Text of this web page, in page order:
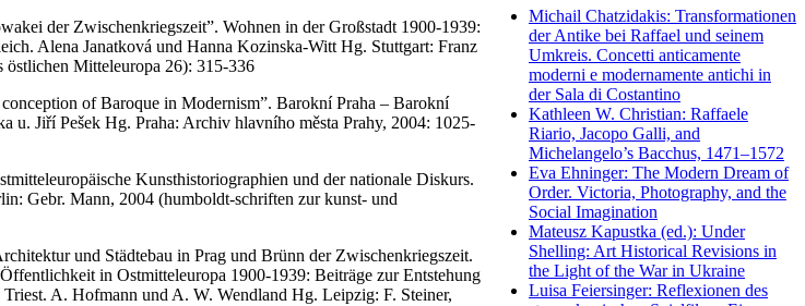
der Zwischenkriegszeit”. Wohnen in der Großstadt 1900-1939:
Alena Janatková und Hanna Kozinska-Witt Hg. Stuttgart: Franz
östlichen Mitteleuropa 26): 315-336
of Baroque in Modernism”. Barokní Praha – Barokní
u. Jiří Pešek Hg. Praha: Archiv hlavního města Prahy, 2004: 1025-
Kunsthistoriographien und der nationale Diskurs.
Gebr. Mann, 2004 (humboldt-schriften zur kunst- und
und Städtebau in Prag und Brünn der Zwischenkriegszeit.
in Ostmitteleuropa 1900-1939: Beiträge zur Entstehung
A. Hofmann und A. W. Wendland Hg. Leipzig: F. Steiner,
Michail Chatzidakis: Transformationen
der Antike bei Raffael und seinem
Umkreis. Concetti anticamente
moderni e modernamente antichi in
der Sala di Costantino
Kathleen W. Christian: Raffaele
Riario, Jacopo Galli, and
Michelangelo’s Bacchus, 1471–1572
Eva Ehninger: The Modern Dream of
Order. Victoria, Photography, and the
Social Imagination
Mateusz Kapustka (ed.): Under
Shelling: Art Historical Revisions in
the Light of the War in Ukraine
Luisa Feiersinger: Reflexionen des